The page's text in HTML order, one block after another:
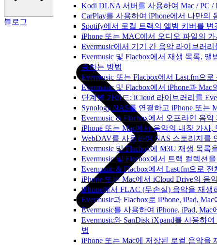
Kodi DLNA 서버를 사용하여 Mac / PC
CarPlay를 사용하여 iPhone에서 나만의
Spotify에서 로컬 트랙의 앨범 커버를
iPhone 또는 MAC에서 오디오 파일의
Evermusic에서 기기 간 음악 라이브러
Evermusic 및 Flacbox에서 재생 목록,
송하는 방법
Evermusic 또는 Flacbox에서 Last.fm으
Evermusic 및 Flacbox에서 iPhone과
단계별 가이드: iCloud 라이브러리를
Synology NAS를 연결하고 iPhone 또는
Evermusic & Flacbox에서 오프라인 음
iPhone 또는 Mac에서 음악의 내장 가사
WebDAV를 사용하여 NAS 스토리지를
Evermusic 및 Flacbox에 M3U 재생 목록
Evermusic 및 Flacbox에서 트랙 컬렉션
Evermusic & Flacbox에서 Last.fm으로
iPhone 또는 Mac에서 iCloud Drive의 음
iPhone에서 FLAC (무손실) 음악을 재생
Evermusic과 Flacbox로 iPhone, iPad,
Evermusic를 사용하여 iPhone, iPad,
Evermusic와 SanDisk iXpand를 사용하
법
iPhone 또는 Mac에 저장된 로컬 음악을
블로그